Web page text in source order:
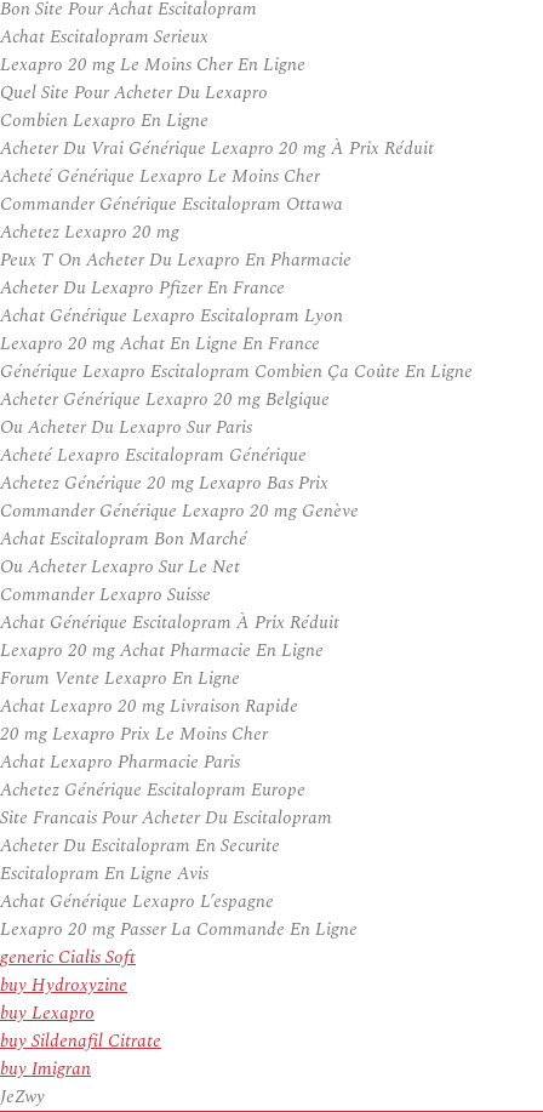
Bon Site Pour Achat Escitalopram
Achat Escitalopram Serieux
Lexapro 20 mg Le Moins Cher En Ligne
Quel Site Pour Acheter Du Lexapro
Combien Lexapro En Ligne
Acheter Du Vrai Générique Lexapro 20 mg À Prix Réduit
Acheté Générique Lexapro Le Moins Cher
Commander Générique Escitalopram Ottawa
Achetez Lexapro 20 mg
Peux T On Acheter Du Lexapro En Pharmacie
Acheter Du Lexapro Pfizer En France
Achat Générique Lexapro Escitalopram Lyon
Lexapro 20 mg Achat En Ligne En France
Générique Lexapro Escitalopram Combien Ça Coûte En Ligne
Acheter Générique Lexapro 20 mg Belgique
Ou Acheter Du Lexapro Sur Paris
Acheté Lexapro Escitalopram Générique
Achetez Générique 20 mg Lexapro Bas Prix
Commander Générique Lexapro 20 mg Genève
Achat Escitalopram Bon Marché
Ou Acheter Lexapro Sur Le Net
Commander Lexapro Suisse
Achat Générique Escitalopram À Prix Réduit
Lexapro 20 mg Achat Pharmacie En Ligne
Forum Vente Lexapro En Ligne
Achat Lexapro 20 mg Livraison Rapide
20 mg Lexapro Prix Le Moins Cher
Achat Lexapro Pharmacie Paris
Achetez Générique Escitalopram Europe
Site Francais Pour Acheter Du Escitalopram
Acheter Du Escitalopram En Securite
Escitalopram En Ligne Avis
Achat Générique Lexapro L’espagne
Lexapro 20 mg Passer La Commande En Ligne
generic Cialis Soft
buy Hydroxyzine
buy Lexapro
buy Sildenafil Citrate
buy Imigran
JeZwy